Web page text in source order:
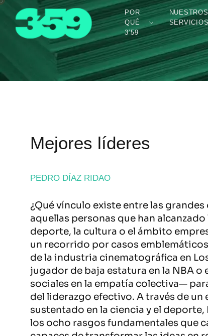
POR
QUÉ
3’59
NUESTROS
Mejores líderes
PEDRO DÍAZ RIDAO
¿Qué vínculo existe entre las
aquellas personas que han alcanzado
deporte, la cultura o el ámbito
un recorrido por casos
de la industria cinematográfica en
jugador de baja estatura en la NBA o
sociales en la empatía colectiva—
del liderazgo efectivo. A través de
sustentado en la ciencia y el deporte,
los ocho rasgos fundamentales que